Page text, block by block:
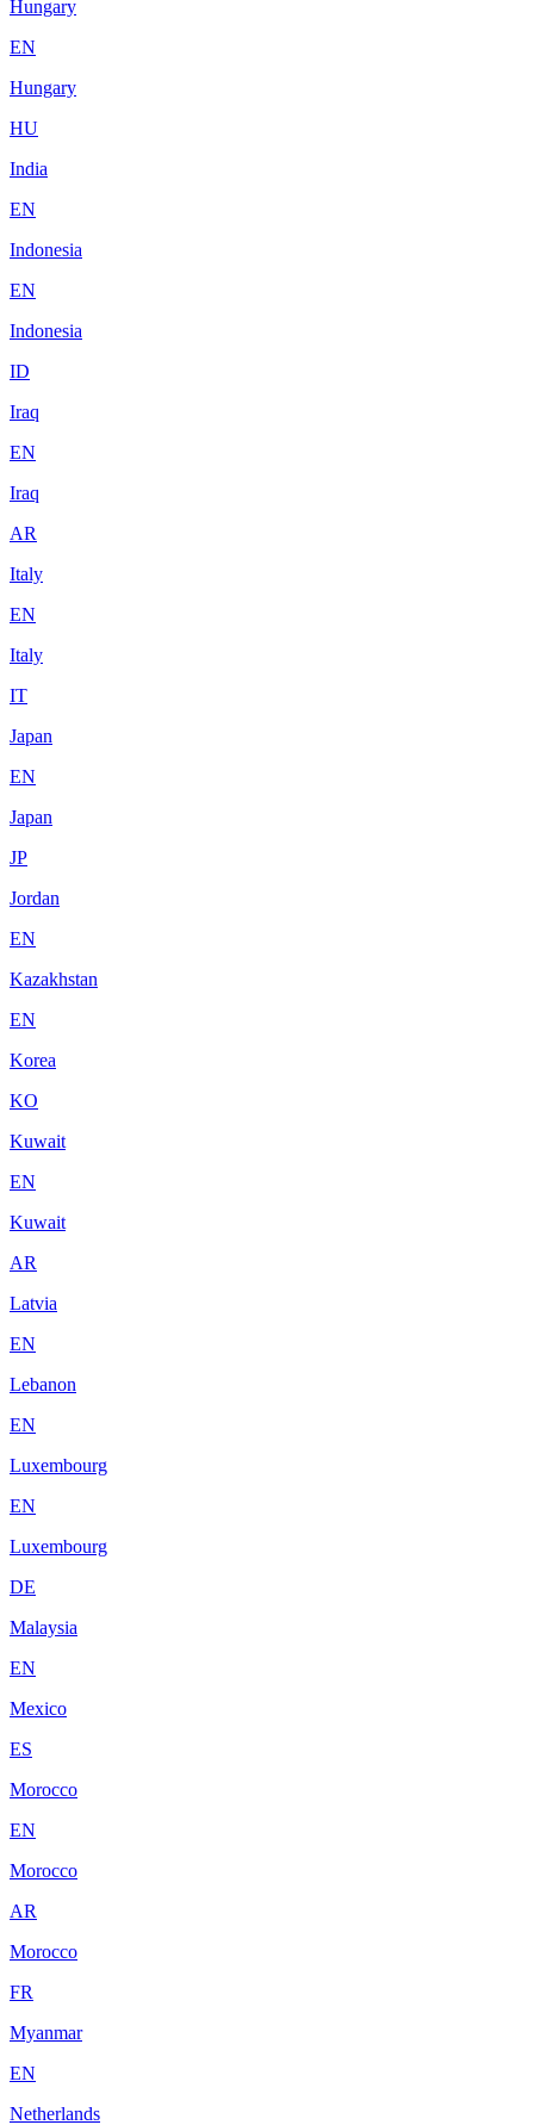
Hungary
EN
Hungary
HU
India
EN
Indonesia
EN
Indonesia
ID
Iraq
EN
Iraq
AR
Italy
EN
Italy
IT
Japan
EN
Japan
JP
Jordan
EN
Kazakhstan
EN
Korea
KO
Kuwait
EN
Kuwait
AR
Latvia
EN
Lebanon
EN
Luxembourg
EN
Luxembourg
DE
Malaysia
EN
Mexico
ES
Morocco
EN
Morocco
AR
Morocco
FR
Myanmar
EN
Netherlands